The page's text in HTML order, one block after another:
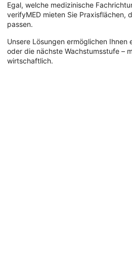
Egal, welche medizinische
verifyMED mieten Sie Praxisflächen,
passen.
Unsere Lösungen ermöglichen Ihnen
oder die nächste Wachstumsstufe –
wirtschaftlich.